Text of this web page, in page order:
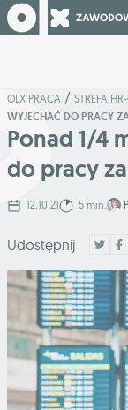
OLX PRACA / STREFA
WYJECHAĆ DO PRACY
Ponad 1/4
do pracy
12.10.21 5 min.
Udostępnij